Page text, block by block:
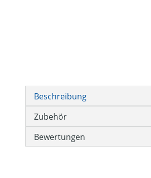
Beschreibung
Zubehör
Bewertungen